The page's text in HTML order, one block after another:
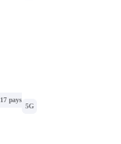
17 pays
5G